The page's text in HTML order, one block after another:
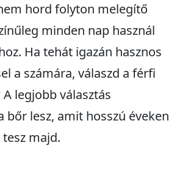
hord folyton melegítő
minden nap használ
Ha tehát igazán hasznos
a számára, válaszd a férfi
legjobb választás
bőr lesz, amit hosszú éveken
majd.